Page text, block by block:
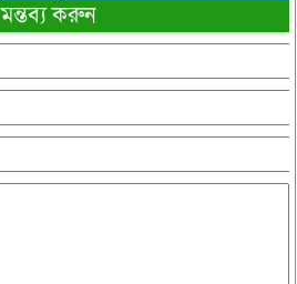
মন্তব্য করুন